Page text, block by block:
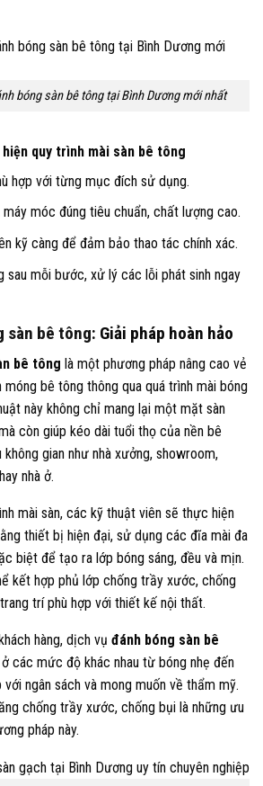
bóng sàn bê tông tại Bình Dương mới nhất
quy trình mài sàn bê tông
hợp với từng mục đích sử dụng.
móc đúng tiêu chuẩn, chất lượng cao.
kỹ càng để đảm bảo thao tác chính xác.
sau mỗi bước, xử lý các lỗi phát sinh ngay
sàn bê tông: Giải pháp hoàn hảo
bê tông là một phương pháp nâng cao vẻ
bê tông thông qua quá trình mài bóng
này không chỉ mang lại một mặt sàn
còn giúp kéo dài tuổi thọ của nền bê
không gian như nhà xưởng, showroom,
nhà ở.
mài sàn, các kỹ thuật viên sẽ thực hiện
thiết bị hiện đại, sử dụng các đĩa mài đa
biệt để tạo ra lớp bóng sáng, đều và mịn.
kết hợp phủ lớp chống trầy xước, chống
trí phù hợp với thiết kế nội thất.
hàng, dịch vụ đánh bóng sàn bê
các mức độ khác nhau từ bóng nhẹ đến
ngân sách và mong muốn về thẩm mỹ.
chống trầy xước, chống bụi là những ưu
pháp này.